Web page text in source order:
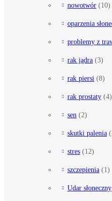
nowotwór (10)
oparzenia
problemy z
rak jądra (3)
rak piersi (8)
rak prostaty (4)
sen (2)
skutki palenia
stres (12)
szczepienia (1)
Udar słoneczny